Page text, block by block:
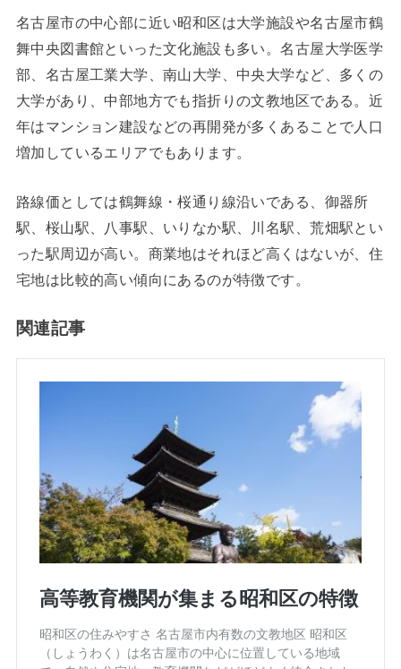
名古屋市の中心部に近い昭和区は大学施設や名古屋市鶴
舞中央図書館といった文化施設も多い。名古屋大学医学
部、名古屋工業大学、南山大学、中央大学など、多くの
大学があり、中部地方でも指折りの文教地区である。近
年はマンション建設などの再開発が多くあることで人口
増加しているエリアでもあります。
路線価としては鶴舞線・桜通り線沿いである、御器所
駅、桜山駅、八事駅、いりなか駅、川名駅、荒畑駅とい
った駅周辺が高い。商業地はそれほど高くはないが、住
宅地は比較的高い傾向にあるのが特徴です。
関連記事